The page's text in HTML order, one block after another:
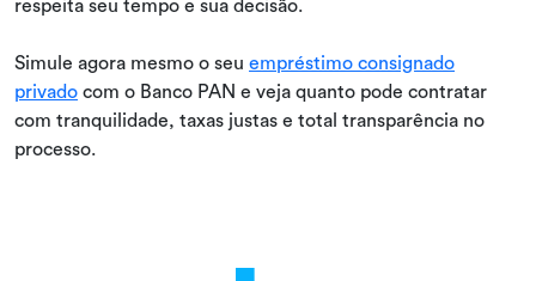
Simule agora mesmo o seu empréstimo consignado
privado com o Banco PAN e veja quanto pode contratar
com tranquilidade, taxas justas e total transparência no
processo.